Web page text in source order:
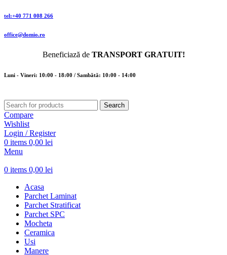
tel:+40 771 008 266
office@domio.ro
Beneficiază de TRANSPORT GRATUIT!
Luni - Vineri: 10:00 - 18:00 / Sambătă: 10:00 - 14:00
Search
Compare
Wishlist
Login / Register
0 items 0,00 lei
Menu
0 items 0,00 lei
Acasa
Parchet Laminat
Parchet Stratificat
Parchet SPC
Mocheta
Ceramica
Usi
Manere